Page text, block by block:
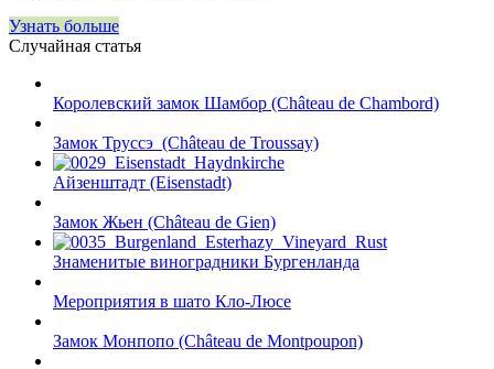
Узнать больше
Случайная статья
Королевский замок Шамбор (Château de Chambord)
Замок Труссэ (Château de Troussay)
Айзенштадт (Eisenstadt)
Замок Жьен (Château de Gien)
Знаменитые виноградники Бургенланда
Мероприятия в шато Кло-Люсе
Замок Монпопо (Château de Montpoupon)